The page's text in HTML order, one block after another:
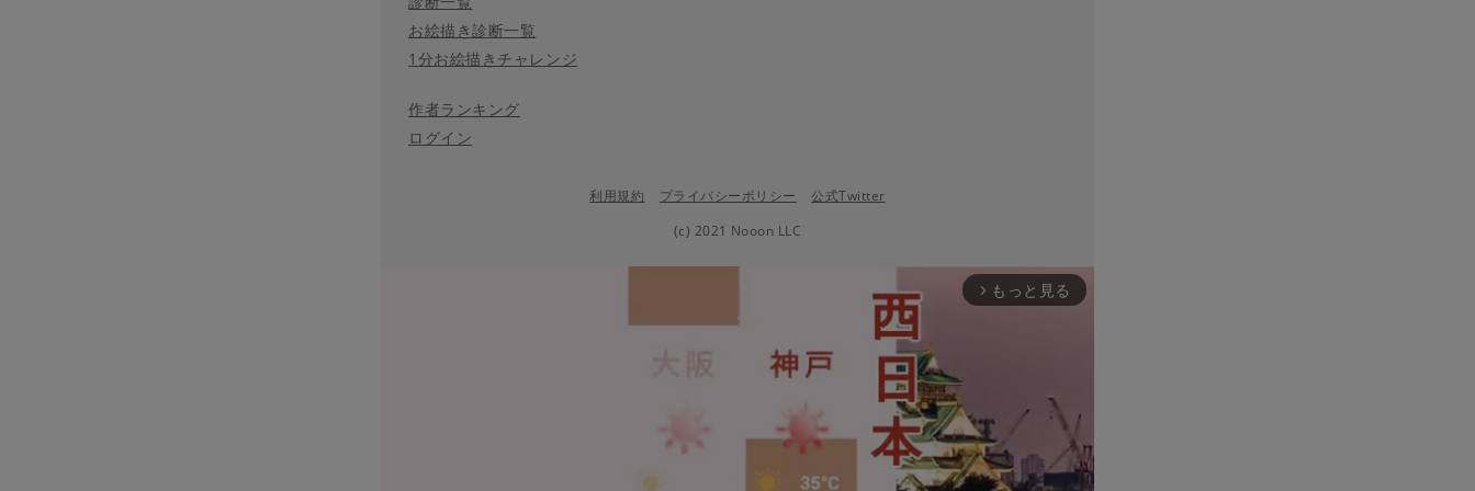
お絵描き診断一覧
1分お絵描きチャレンジ
作者ランキング
ログイン
利用規約 プライバシーポリシー
公式Twitter
(c) 2021 Nooon LLC
arrow_forward_ios もっと見る